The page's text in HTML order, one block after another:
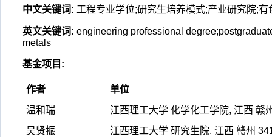
中文关键词: 工程专业学位;研究生培养模式;产业研究院;有
英文关键词: engineering professional
metals
基金项目 :
作者
单位
温和瑞
江西理工大学 化学化工学院, 江西 赣
吴贤振
江西理工大学 研究生院, 江西 赣州